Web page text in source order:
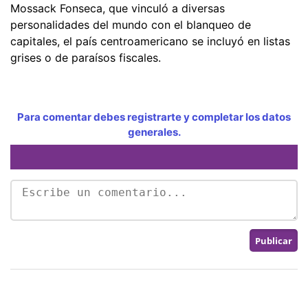
Mossack Fonseca, que vinculó a diversas
personalidades del mundo con el blanqueo de
capitales, el país centroamericano se incluyó en listas
grises o de paraísos fiscales.
Para comentar debes registrarte y completar los datos
generales.